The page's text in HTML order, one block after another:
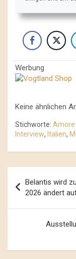
Werbung
Keine ähnlichen
Stichworte: Amore
Interview, Italien,
Navigation
Belantis wird
2026 ändert